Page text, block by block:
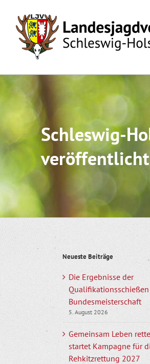
content
Schleswig-
veröffentlicht
Neueste Beiträge
Die Ergebnisse der
Bundesmeisterschaft
5. August 2026
Gemeinsam Leben
startet Kampagne für
Rehkitzrettung 2027